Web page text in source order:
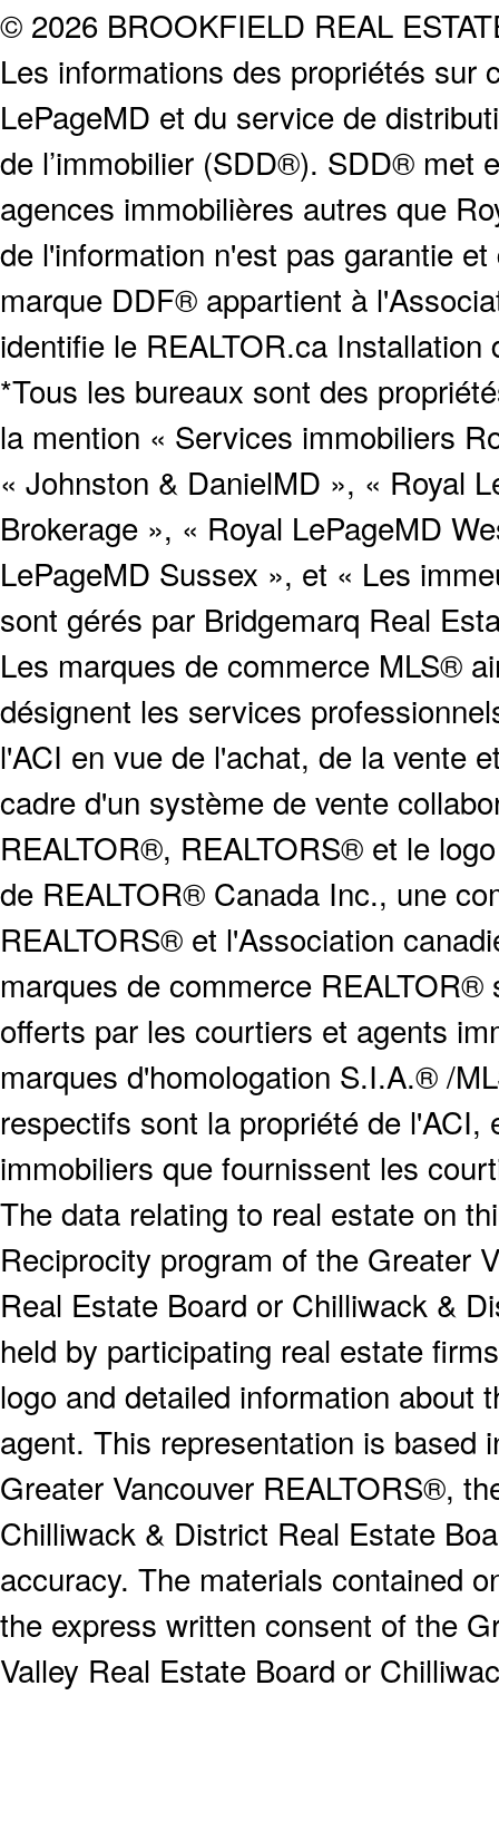
© 2026 BROOKFIELD REAL
Les informations des propriétés sur
LePageMD et du service de
de l’immobilier (SDD®). SDD® met
agences immobilières autres que
de l'information n'est pas garantie
marque DDF® appartient à
identifie le REALTOR.ca
*Tous les bureaux sont des
la mention « Services immobiliers
« Johnston & DanielMD », « Royal
Brokerage », « Royal LePageMD
LePageMD Sussex », et « Les
sont gérés par Bridgemarq Real
Les marques de commerce MLS®
désignent les services
l'ACI en vue de l'achat, de la vente
cadre d'un système de vente
REALTOR®, REALTORS® et le
de REALTOR® Canada Inc., une
REALTORS® et l'Association
marques de commerce
offerts par les courtiers et agents
marques d'homologation S.I.A.® /
respectifs sont la propriété de
immobiliers que fournissent les
The data relating to real estate on
Reciprocity program of the Greater
Real Estate Board or Chilliwack &
held by participating real estate
logo and detailed information about
agent. This representation is based
Greater Vancouver REALTORS®,
Chilliwack & District Real Estate
accuracy. The materials contained
the express written consent of the
Valley Real Estate Board or